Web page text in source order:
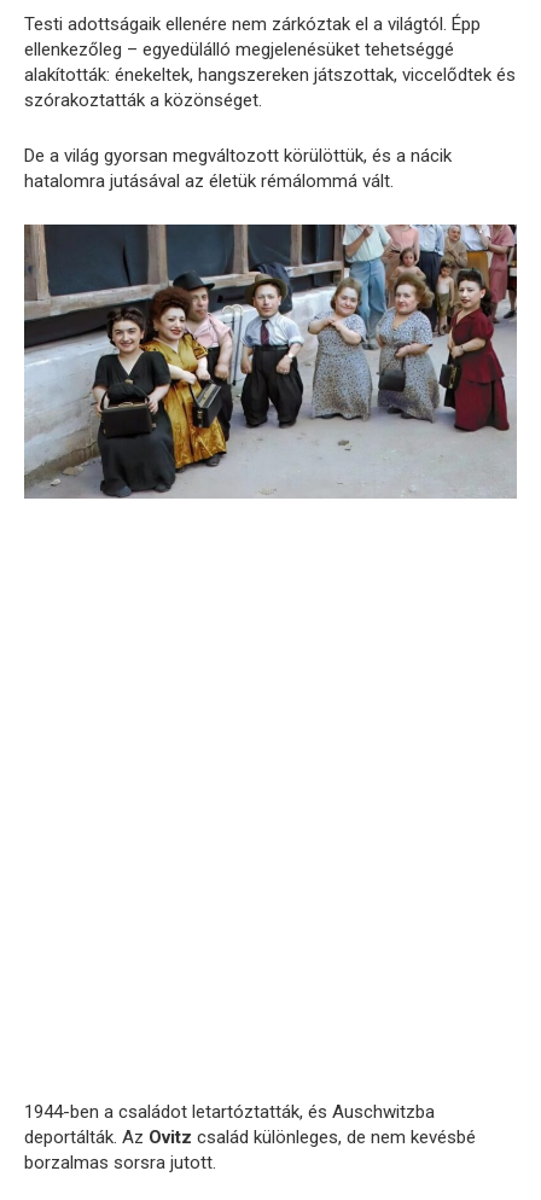
Testi adottságaik ellenére nem zárkóztak el a világtól. Épp
ellenkezőleg – egyedülálló megjelenésüket tehetséggé
alakították: énekeltek, hangszereken játszottak, viccelődtek és
szórakoztatták a közönséget.
De a világ gyorsan megváltozott körülöttük, és a nácik
hatalomra jutásával az életük rémálommá vált.
1944-ben a családot letartóztatták, és Auschwitzba
deportálták. Az Ovitz család különleges, de nem kevésbé
borzalmas sorsra jutott.